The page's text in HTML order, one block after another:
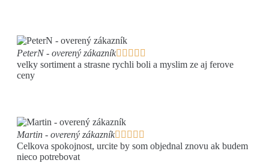
PeterN - overený zákazník    
velky sortiment a strasne rychli boli a myslim ze aj ferove
ceny
Martin - overený zákazník    
Celkova spokojnost, urcite by som objednal znovu ak budem
nieco potrebovat